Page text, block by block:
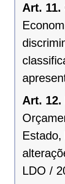
Art. 11.
Art. 12.
LDO /